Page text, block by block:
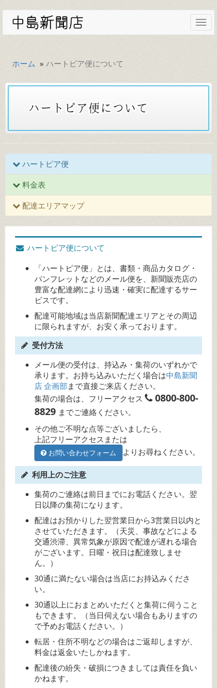
ホーム ハートピア便について
ハートピア便
料金表
配達エリアマップ
ハートピア便について
「ハートピア便」とは、書類・商品カタログ・
パンフレットなどのメール便を、新聞販売店の
豊富な配達網により迅速・確実に配達するサー
ビスです。
配達可能地域は当店新聞配達エリアとその周辺
に限られますが、お安く承っております。
受付方法
メール便の受付は、持込み・集荷のいずれかで
承ります。お持ち込みいただく場合は中島新聞
店 企画部まで直接ご来店ください。
集荷の場合は、フリーアクセス
0800-800-
8829 までご連絡ください。
その他ご不明な点等ございましたら、
上記フリーアクセスまたは
お問い合わせフォーム よりお尋ねください。
利用上のご注意
集荷のご連絡は前日までにお電話ください。翌
日以降の集荷になります。
配達はお預かりした翌営業日から3営業日以内と
させていただきます。（天災、事故などによる
交通渋滞、異常気象が原因で配達が遅れる場合
がございます。日曜・祝日は配達致しませ
ん。）
30通に満たない場合は当店にお持込みくださ
い。
30通以上におまとめいただくと集荷に伺うこと
もできます。（当日伺えない場合もありますの
で予めお電話ください。）
転居・住所不明などの場合はご返却しますが、
料金は返金いたしかねます。
配達後の紛失・破損につきましては責任を負い
かねます。